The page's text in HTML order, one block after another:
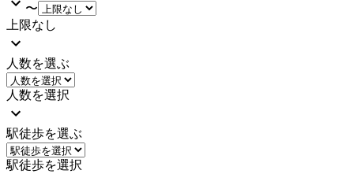
〜
上限なし
人数を選ぶ
人数を選択
駅徒歩を選ぶ
駅徒歩を選択